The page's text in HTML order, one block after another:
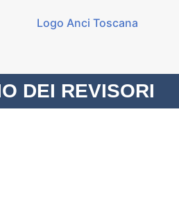
DEI REVISORI